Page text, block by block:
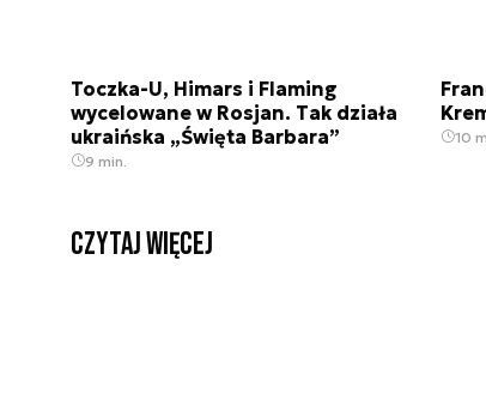
Toczka-U, Himars i Flaming
wycelowane w Rosjan. Tak działa
ukraińska „Święta Barbara”
9 min.
10
czytaj więcej